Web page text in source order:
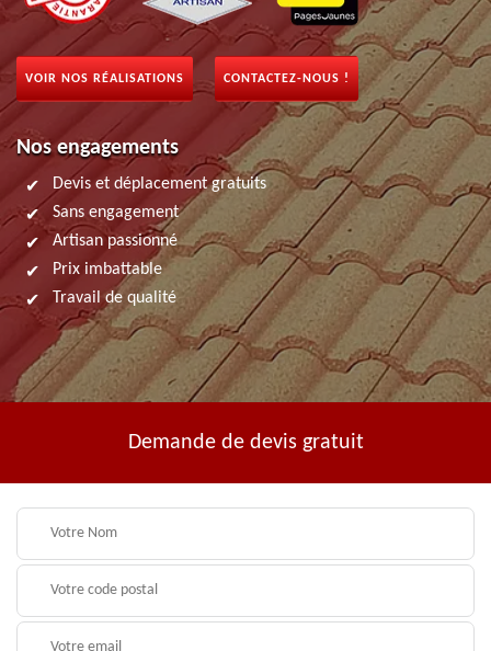
VOIR NOS RÉALISATIONS CONTACTEZ-NOUS !
Nos engagements
Devis et déplacement gratuits
Sans engagement
Artisan passionné
Prix imbattable
Travail de qualité
Demande de devis gratuit